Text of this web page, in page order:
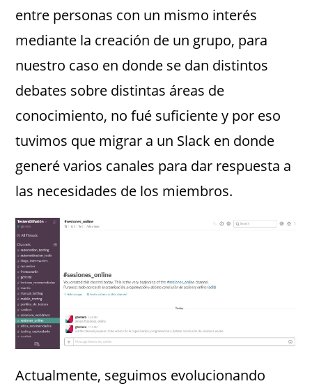
entre personas con un mismo interés
mediante la creación de un grupo, para
nuestro caso en donde se dan distintos
debates sobre distintas áreas de
conocimiento, no fué suficiente y por eso
tuvimos que migrar a un Slack en donde
generé varios canales para dar respuesta a
las necesidades de los miembros.
Actualmente, seguimos evolucionando